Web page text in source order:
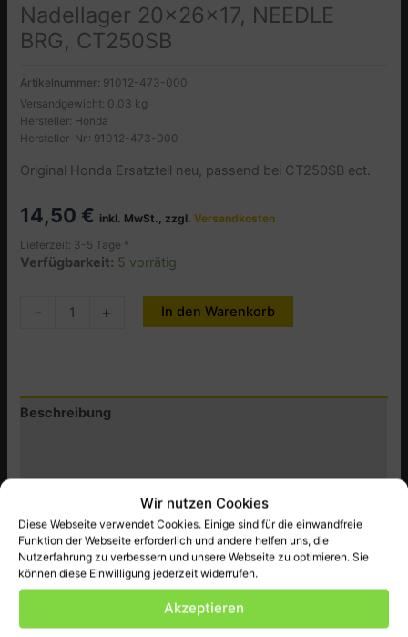
Wir nutzen Cookies
Diese Webseite verwendet Cookies. Einige sind für die einwandfreie
Funktion der Webseite erforderlich und andere helfen uns, die
Nutzerfahrung zu verbessern und unsere Webseite zu optimieren. Sie
können diese Einwilligung jederzeit widerrufen.
Akzeptieren
Nadellager 20x26x17, NEEDLE
BRG, CT250SB
Artikelnummer: 91012-473-000
Versandgewicht: 0.03 kg
Hersteller: Honda
Hersteller-Nr.: 91012-473-000
Original Honda Ersatzteil neu, passend bei CT250SB ect.
14,50 € inkl. MwSt., zzgl.Versandkosten
Lieferzeit: 3-5 Tage *
Verfügbarkeit: 5 vorrätig
-
Nadellager
CT250SB
Menge
+ In den Warenkorb
Beschreibung
Produktsicherheit (GPSR)
Original Honda Ersatzteil neu, passend bei CT250SB ect.